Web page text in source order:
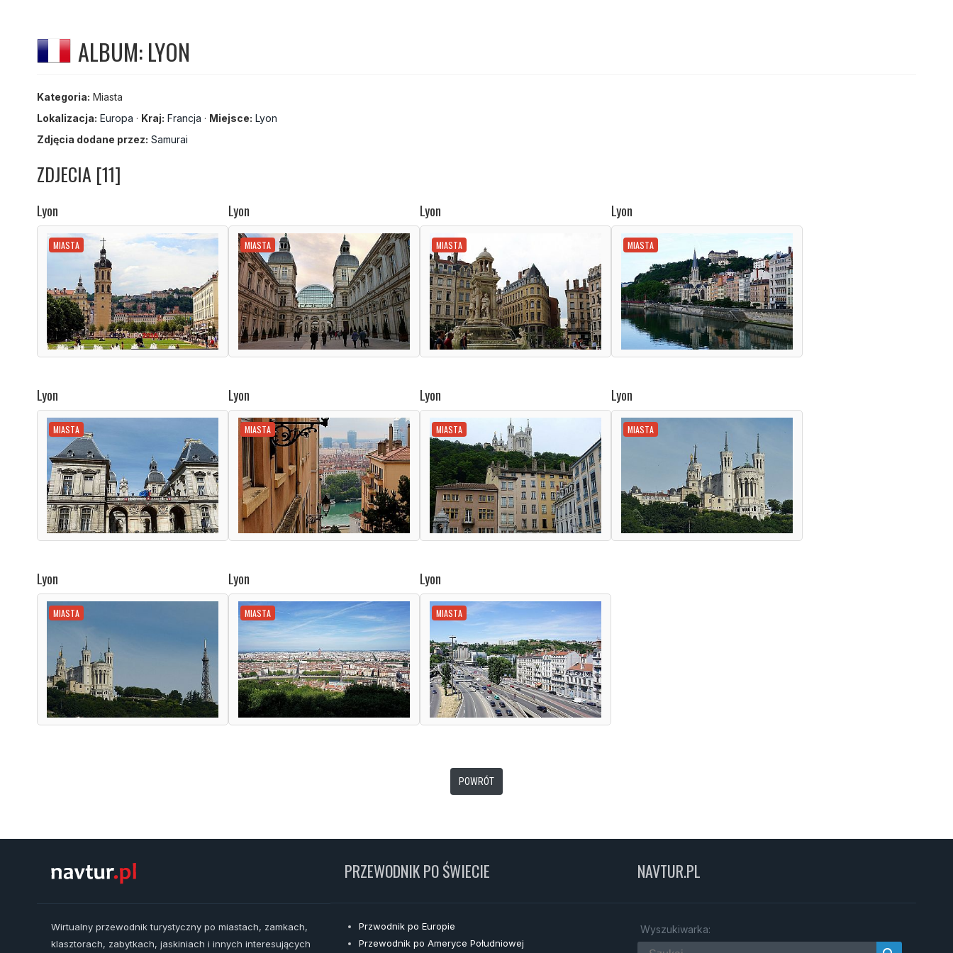
ALBUM: LYON
Kategoria: Miasta
Lokalizacja: Europa · Kraj: Francja · Miejsce: Lyon
Zdjęcia dodane przez: Samurai
ZDJECIA [11]
Lyon
MIASTA
Lyon
MIASTA
Lyon
MIASTA
Lyon
MIASTA
Lyon
MIASTA
Lyon
MIASTA
Lyon
MIASTA
Lyon
MIASTA
Lyon
MIASTA
Lyon
MIASTA
Lyon
MIASTA
POWRÓT
Wirtualny przewodnik turystyczny po miastach, zamkach,
klasztorach, zabytkach, jaskiniach i innych interesujących
PRZEWODNIK PO ŚWIECIE
Przwodnik po Europie
Przewodnik po Ameryce Południowej
NAVTUR.PL
Wyszukiwarka: